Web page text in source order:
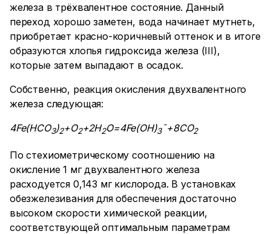
железа в трёхвалентное состояние. Данный
переход хорошо заметен, вода начинает мутнеть,
приобретает красно-коричневый оттенок и в итоге
образуются хлопья гидроксида железа (III),
которые затем выпадают в осадок.
Собственно, реакция окисления двухвалентного
железа следующая:
4Fe(HCO3)2+O2+2H2O=4Fe(OH)3¯+8CO2
По стехиометрическому соотношению на
окисление 1 мг двухвалентного железа
расходуется 0,143 мг кислорода. В установках
обезжелезивания для обеспечения достаточно
высоком скорости химической реакции,
соответствующей оптимальным параметрам